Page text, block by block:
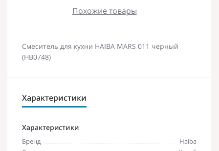
Похожие товары
Смеситель для кухни HAIBA MARS 011 черный
(HB0748)
Характеристики
Характеристики
Бренд
Haiba